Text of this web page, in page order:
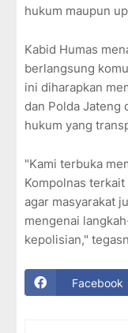
hukum maupun
Kabid Humas
berlangsung
ini diharapkan
dan Polda Jateng
hukum yang
"Kami terbuka
Kompolnas
agar masyarakat
mengenai
kepolisian,"
Facebook